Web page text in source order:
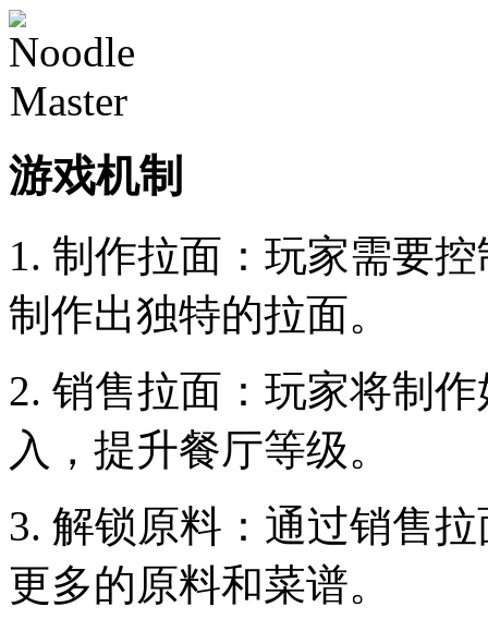
游戏机制
1. 制作拉面：玩家需要
制作出独特的拉面。
2. 销售拉面：玩家将制
入，提升餐厅等级。
3. 解锁原料：通过销售
更多的原料和菜谱。